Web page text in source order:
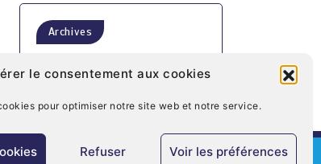
le consentement aux cookies
pour optimiser notre site web et notre service.
Refuser Voir les préférences
Archives